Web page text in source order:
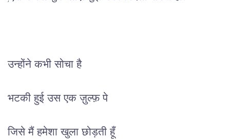
उन्होंने कभी सोचा है
भटकी हुई उस एक ज़ुल्फ़ पे
जिसे मैं हमेशा खुला छोड़ती हूँ